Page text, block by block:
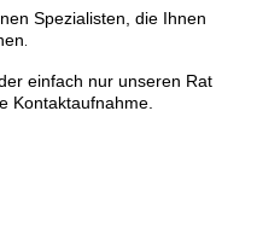
Spezialisten , die Ihnen
.
einfach nur unseren Rat
Kontaktaufnahme.